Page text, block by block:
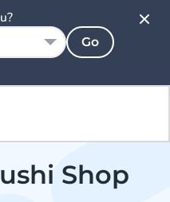
Shop
Go